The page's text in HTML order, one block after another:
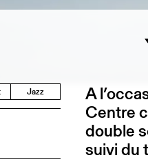
Jazz A
Centre
double
suivi du